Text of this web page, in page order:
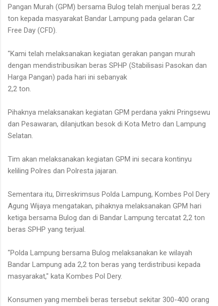
Pangan Murah (GPM) bersama Bulog telah menjual beras 2,2
ton kepada masyarakat Bandar Lampung pada gelaran Car
Free Day (CFD).
"Kami telah melaksanakan kegiatan gerakan pangan murah
dengan mendistribusikan beras SPHP (Stabilisasi Pasokan dan
Harga Pangan) pada hari ini sebanyak
2,2 ton.
Pihaknya melaksanakan kegiatan GPM perdana yakni Pringsewu
dan Pesawaran, dilanjutkan besok di Kota Metro dan Lampung
Selatan.
Tim akan melaksanakan kegiatan GPM ini secara kontinyu
keliling Polres dan Polresta jajaran.
Sementara itu, Dirreskrimsus Polda Lampung, Kombes Pol Dery
Agung Wijaya mengatakan, pihaknya melaksanakan GPM hari
ketiga bersama Bulog dan di Bandar Lampung tercatat 2,2 ton
beras SPHP yang terjual.
"Polda Lampung bersama Bulog melaksanakan ke wilayah
Bandar Lampung ada 2,2 ton beras yang terdistribusi kepada
masyarakat," kata Kombes Pol Dery.
Konsumen yang membeli beras tersebut sekitar 300-400 orang